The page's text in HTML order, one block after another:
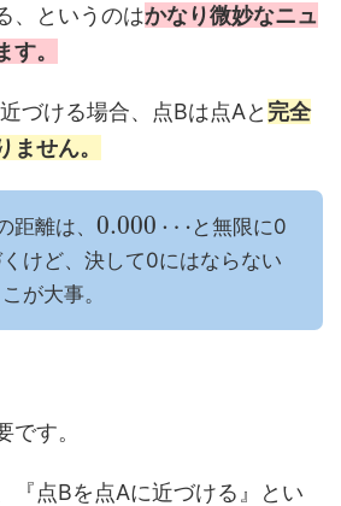
、というのはかなり微妙なニュ
。
づける場合、点Bは点Aと 完全
ません。
距離は、 0.000 ⋯ と無限に0
けど、決して0にはならない
が大事。
です。
『点Bを点Aに近づける』とい